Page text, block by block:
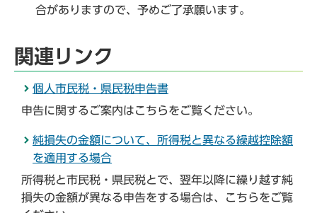
合がありますので、予めご了承願います。
関連リンク
個人市民税・県民税申告書
申告に関するご案内はこちらをご覧ください。
純損失の金額について、所得税と異なる繰越控除額
を適用する場合
所得税と市民税・県民税とで、翌年以降に繰り越す純
損失の金額が異なる申告をする場合は、こちらをご覧